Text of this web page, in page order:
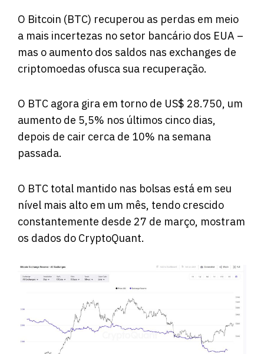
O Bitcoin (BTC) recuperou as perdas em meio
a mais incertezas no setor bancário dos EUA –
mas o aumento dos saldos nas exchanges de
criptomoedas ofusca sua recuperação.
O BTC agora gira em torno de US$ 28.750, um
aumento de 5,5% nos últimos cinco dias,
depois de cair cerca de 10% na semana
passada.
O BTC total mantido nas bolsas está em seu
nível mais alto em um mês, tendo crescido
constantemente desde 27 de março, mostram
os dados do CryptoQuant.